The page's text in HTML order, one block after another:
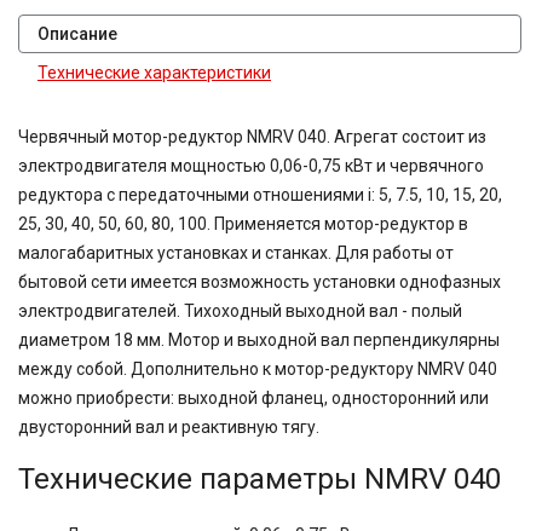
Описание
Технические характеристики
Червячный мотор-редуктор NMRV 040. Агрегат состоит из
электродвигателя мощностью 0,06-0,75 кВт и червячного
редуктора с передаточными отношениями i: 5, 7.5, 10, 15, 20,
25, 30, 40, 50, 60, 80, 100. Применяется мотор-редуктор в
малогабаритных установках и станках. Для работы от
бытовой сети имеется возможность установки однофазных
электродвигателей. Тихоходный выходной вал - полый
диаметром 18 мм. Мотор и выходной вал перпендикулярны
между собой. Дополнительно к мотор-редуктору NMRV 040
можно приобрести: выходной фланец, односторонний или
двусторонний вал и реактивную тягу.
Технические параметры NMRV 040